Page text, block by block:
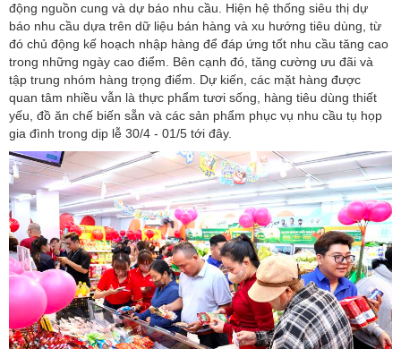
động nguồn cung và dự báo nhu cầu. Hiện hệ thống siêu thị dự
báo nhu cầu dựa trên dữ liệu bán hàng và xu hướng tiêu dùng, từ
đó chủ động kế hoạch nhập hàng để đáp ứng tốt nhu cầu tăng cao
trong những ngày cao điểm. Bên cạnh đó, tăng cường ưu đãi và
tập trung nhóm hàng trọng điểm. Dự kiến, các mặt hàng được
quan tâm nhiều vẫn là thực phẩm tươi sống, hàng tiêu dùng thiết
yếu, đồ ăn chế biến sẵn và các sản phẩm phục vụ nhu cầu tụ họp
gia đình trong dịp lễ 30/4 - 01/5 tới đây.